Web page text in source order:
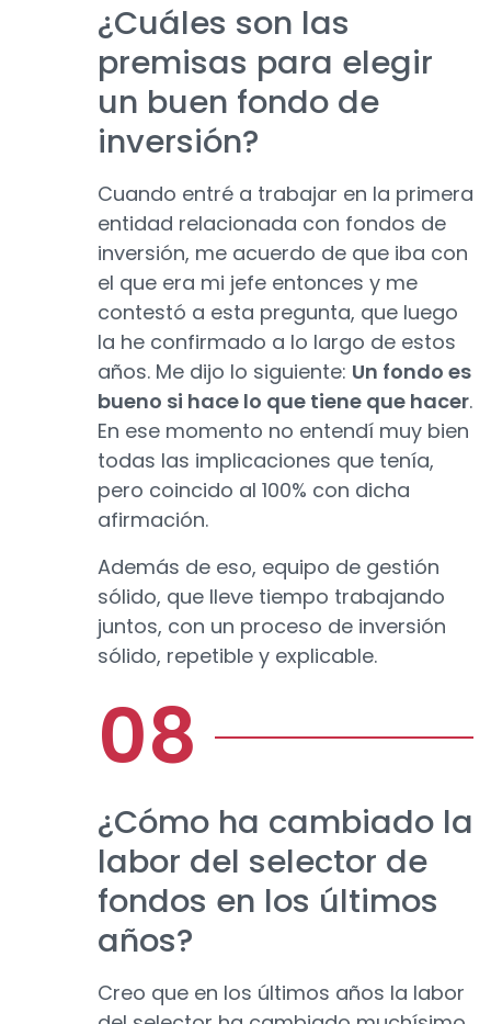
¿Cuáles son las
premisas para elegir
un buen fondo de
inversión?
Cuando entré a trabajar en la primera
entidad relacionada con fondos de
inversión, me acuerdo de que iba con
el que era mi jefe entonces y me
contestó a esta pregunta, que luego
la he confirmado a lo largo de estos
años. Me dijo lo siguiente: Un fondo es
bueno si hace lo que tiene que hacer.
En ese momento no entendí muy bien
todas las implicaciones que tenía,
pero coincido al 100% con dicha
afirmación.
Además de eso, equipo de gestión
sólido, que lleve tiempo trabajando
juntos, con un proceso de inversión
sólido, repetible y explicable.
¿Cómo ha cambiado la
labor del selector de
fondos en los últimos
años?
Creo que en los últimos años la labor